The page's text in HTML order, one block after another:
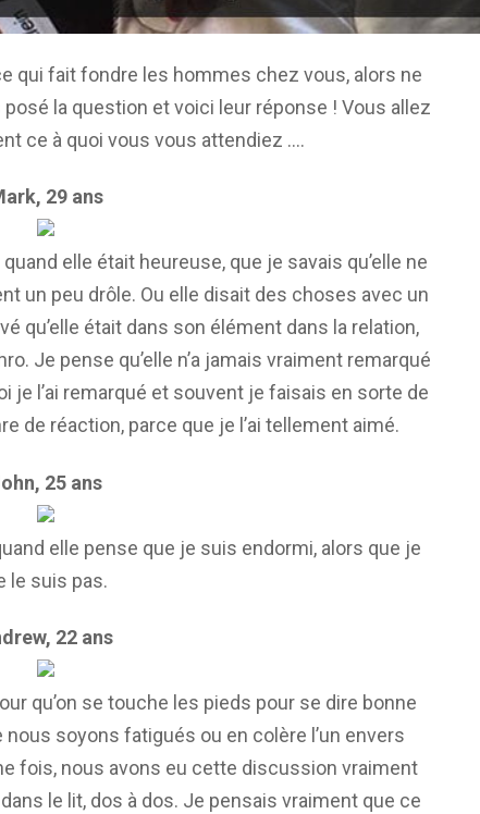
qui fait fondre les hommes chez vous, alors ne
la question et voici leur réponse ! Vous allez
ce à quoi vous vous attendiez ….
29 ans
elle était heureuse, que je savais qu’elle ne
un peu drôle. Ou elle disait des choses avec un
qu’elle était dans son élément dans la relation,
Je pense qu’elle n’a jamais vraiment remarqué
je l’ai remarqué et souvent je faisais en sorte de
de réaction, parce que je l’ai tellement aimé.
25 ans
elle pense que je suis endormi, alors que je
le suis pas.
22 ans
qu’on se touche les pieds pour se dire bonne
nous soyons fatigués ou en colère l’un envers
fois, nous avons eu cette discussion vraiment
le lit, dos à dos. Je pensais vraiment que ce